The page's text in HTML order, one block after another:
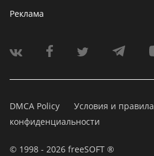
Реклама
DMCA Policy Условия и правила
конфиденциальности
© 1998 - 2026 freeSOFT ®